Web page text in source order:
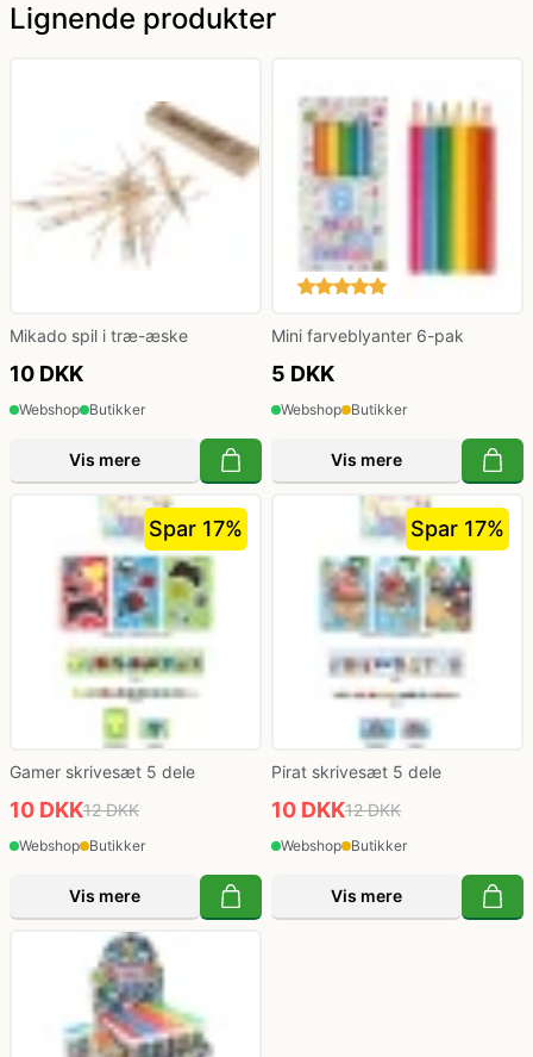
Superhelte kostume
Tyroler kostume
Lignende produkter
Mikado spil i træ-æske
10 DKK
Webshop Butikker
Vis mere
Mini farveblyanter 6-pak
5 DKK
Webshop Butikker
Vis mere
Spar 17%
Gamer skrivesæt 5 dele
10 DKK12 DKK
Webshop Butikker
Vis mere
Spar 17%
Pirat skrivesæt 5 dele
10 DKK12 DKK
Webshop Butikker
Vis mere